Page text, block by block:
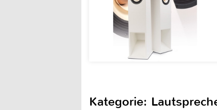
Kategorie: